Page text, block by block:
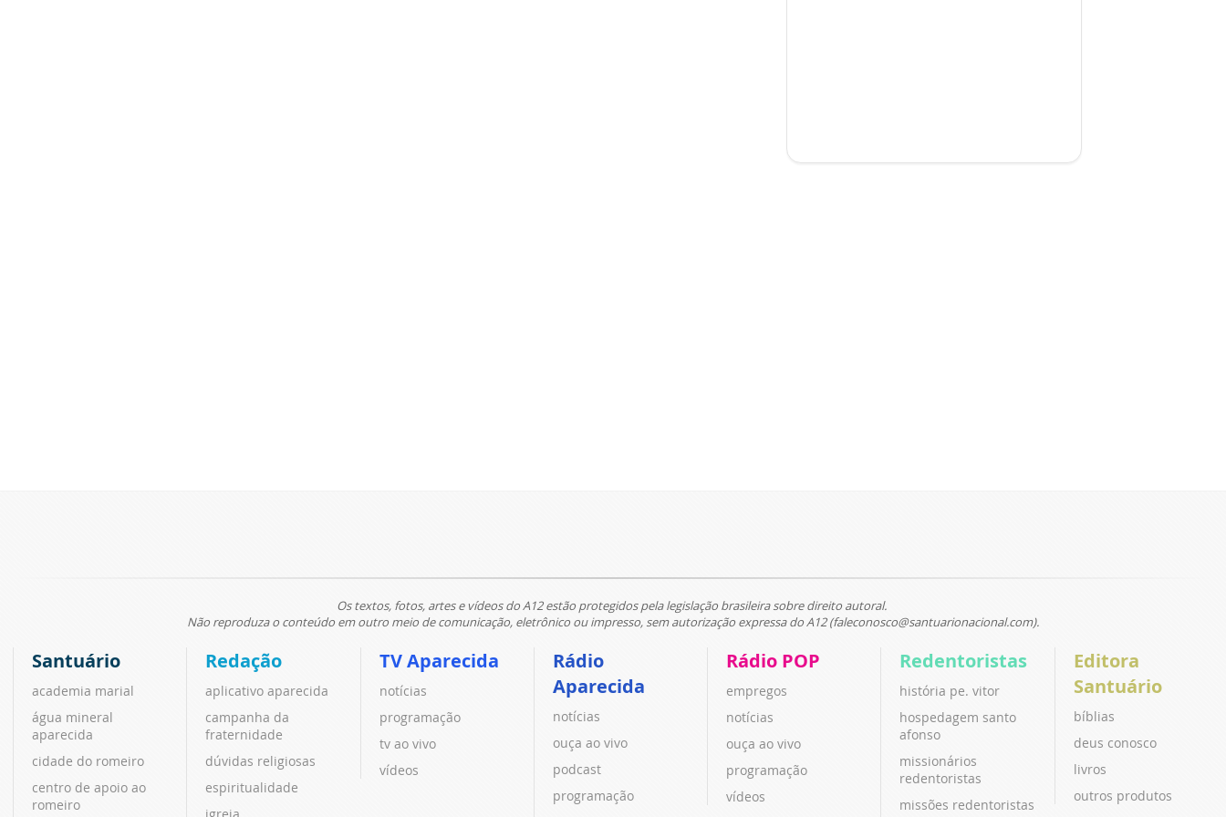
Os textos, fotos, artes e vídeos do A12 estão protegidos pela legislação brasileira sobre direito autoral.
Não reproduza o conteúdo em outro meio de comunicação, eletrônico ou impresso, sem autorização expressa do A12 (faleconosco@santuarionacional.com).
Santuário
academia marial
água mineral
aparecida
cidade do romeiro
centro de apoio ao
romeiro
Redação
aplicativo aparecida
campanha da
fraternidade
dúvidas religiosas
espiritualidade
igreja
TV Aparecida
notícias
programação
tv ao vivo
vídeos
Rádio
Aparecida
notícias
ouça ao vivo
podcast
programação
Rádio POP
empregos
notícias
ouça ao vivo
programação
vídeos
Redentoristas
história pe. vitor
hospedagem santo
afonso
missionários
redentoristas
missões redentoristas
Editora
Santuário
bíblias
deus conosco
livros
outros produtos